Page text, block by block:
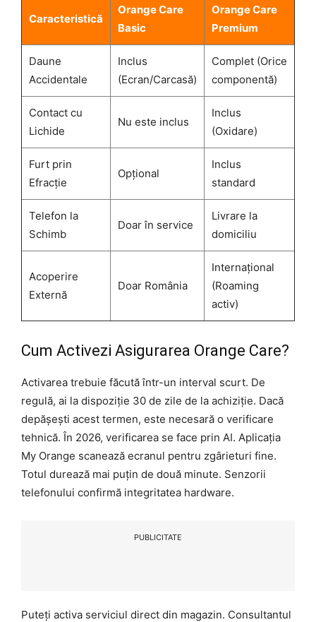
Caracteristică
Orange Care
Basic
Orange Care
Premium
Daune
Accidentale
Inclus
(Ecran/Carcasă)
Complet (Orice
componentă)
Contact cu
Lichide
Nu este inclus
Inclus
(Oxidare)
Furt prin
Efracție
Opțional
Inclus
standard
Telefon la
Schimb
Doar în service
Livrare la
domiciliu
Acoperire
Externă
Doar România
Internațional
(Roaming
activ)
Cum Activezi Asigurarea Orange Care?
Activarea trebuie făcută într-un interval scurt. De
regulă, ai la dispoziție 30 de zile de la achiziție. Dacă
depășești acest termen, este necesară o verificare
tehnică. În 2026, verificarea se face prin AI. Aplicația
My Orange scanează ecranul pentru zgârieturi fine.
Totul durează mai puțin de două minute. Senzorii
telefonului confirmă integritatea hardware.
PUBLICITATE
Puteți activa serviciul direct din magazin. Consultantul